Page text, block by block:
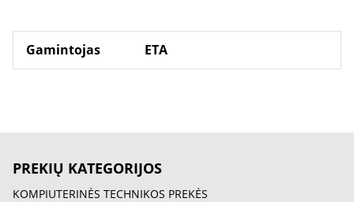
Gamintojas ETA
PREKIŲ KATEGORIJOS
KOMPIUTERINĖS TECHNIKOS PREKĖS